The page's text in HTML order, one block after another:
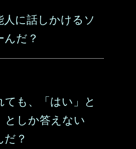
人に話しかけるソ
んだ？
ても、「はい」と
としか答えない
？